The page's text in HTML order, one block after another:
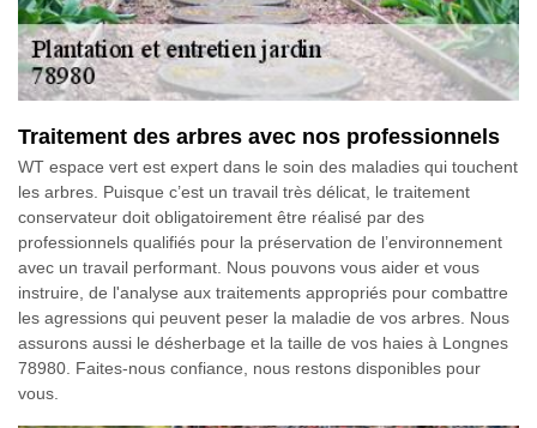
Traitement des arbres avec nos professionnels
WT espace vert est expert dans le soin des maladies qui touchent
les arbres. Puisque c’est un travail très délicat, le traitement
conservateur doit obligatoirement être réalisé par des
professionnels qualifiés pour la préservation de l’environnement
avec un travail performant. Nous pouvons vous aider et vous
instruire, de l'analyse aux traitements appropriés pour combattre
les agressions qui peuvent peser la maladie de vos arbres. Nous
assurons aussi le désherbage et la taille de vos haies à Longnes
78980. Faites-nous confiance, nous restons disponibles pour
vous.